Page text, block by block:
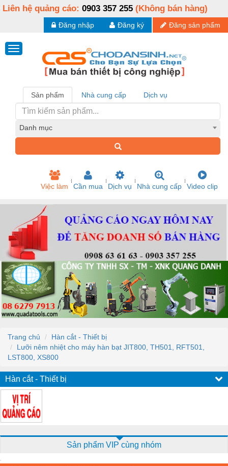
Liên hệ quảng cáo: 0903 357 255 (Không bán hàng)
Đăng sản phẩm
Đăng ký
Đăng nhập
Sản phẩm Nhà cung cấp Dịch vụ
Danh mục
Việc làm Cần mua Dịch vụ Nhà cung cấp Video clip
Trang chủ
Hàn cắt - Thiết bị
Lưỡi nêm nhiệt cho máy hàn bạt JIT800, TH501, RFT501,
LST800, XS800
Hàn cắt - Thiết bị
Sản phẩm VIP cùng nhóm